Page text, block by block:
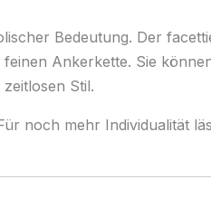
Bedeutung. Der
Ankerkette. Sie
Stil.
noch mehr Individualität